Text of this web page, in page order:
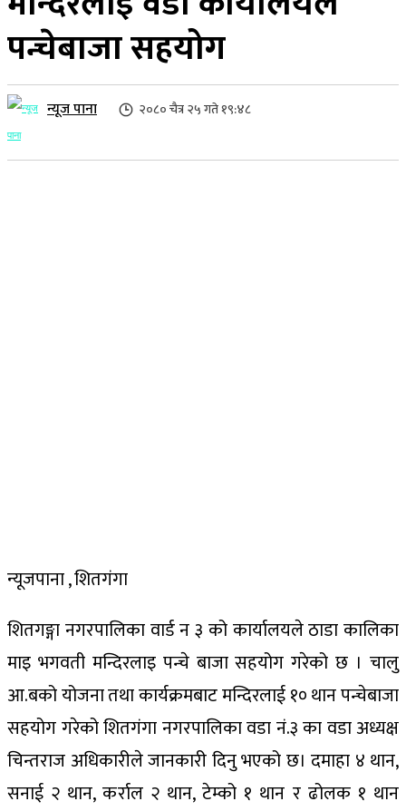
पन्चेबाजा सहयोग
न्यूज पाना २०८० चैत्र २५ गते १९:४८
न्यूजपाना , शितगंगा
शितगङ्गा नगरपालिका वार्ड न ३ को कार्यालयले ठाडा कालिका
माइ भगवती मन्दिरलाइ पन्चे बाजा सहयोग गरेको छ । चालु
आ.बको योजना तथा कार्यक्रमबाट मन्दिरलाई १० थान पन्चेबाजा
सहयोग गरेको शितगंगा नगरपालिका वडा नं.३ का वडा अध्यक्ष
चिन्तराज अधिकारीले जानकारी दिनु भएको छ। दमाहा ४ थान,
सनाई २ थान, कर्राल २ थान, टेम्को १ थान र ढोलक १ थान